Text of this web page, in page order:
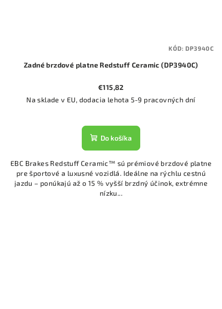
Zadné brzdové platne Redstuff Ceramic (DP3940C)
€115,82
Na sklade v EU, dodacia lehota 5-9 pracovných dní
Do košíka
EBC Brakes Redstuff Ceramic™ sú prémiové brzdové platne
pre športové a luxusné vozidlá. Ideálne na rýchlu cestnú
jazdu – ponúkajú až o 15 % vyšší brzdný účinok, extrémne
nízku...
KÓD:DP3940C